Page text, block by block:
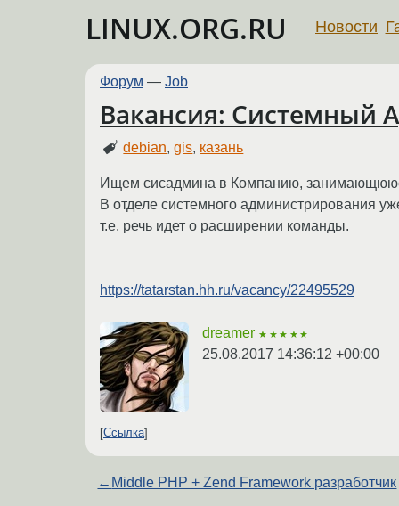
LINUX.ORG.RU Новости
Форум — Job
Вакансия: Системный
debian,gis, казань
Ищем сисадмина в Компанию,
В отделе системного администрирования
т.е. речь идет о расширении команды.
https://tatarstan.hh.ru/vacancy/22495529
dreamer ★★★★★
25.08.2017 14:36:12 +00:00
Ссылка
← Middle PHP + Zend F⁢ramework разработчик